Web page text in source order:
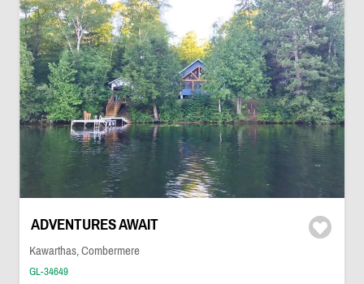
ADVENTURES AWAIT
Kawarthas, Combermere
GL-34649